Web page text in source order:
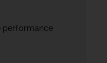
performance